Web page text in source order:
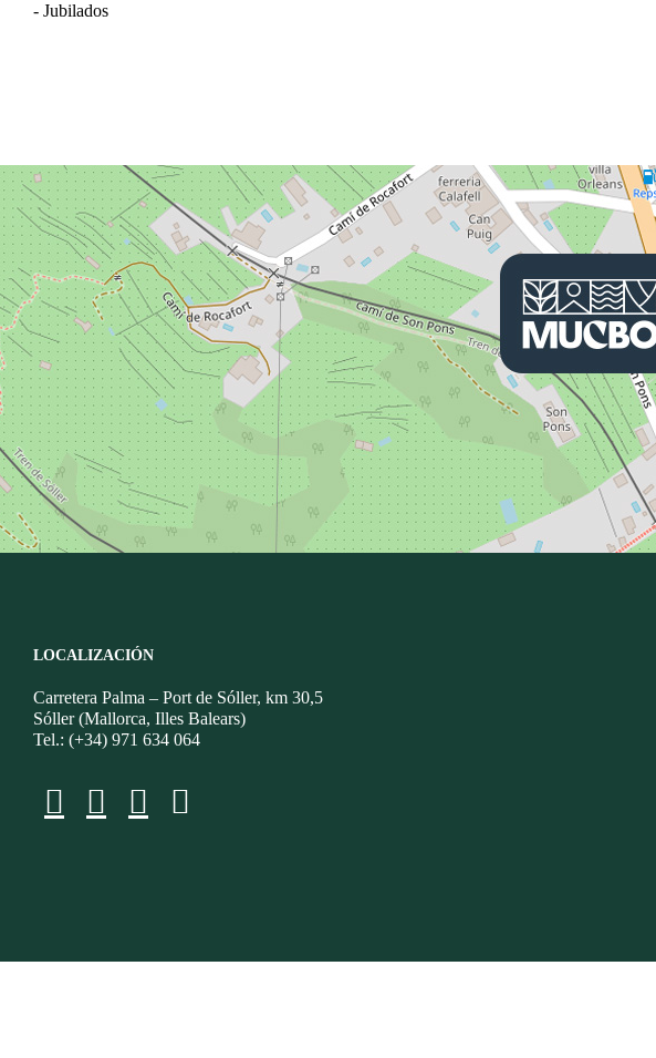
- Jubilados
LOCALIZACIÓN
Carretera Palma – Port de Sóller, km 30,5
Sóller (Mallorca, Illes Balears)
Tel.: (+34) 971 634 064